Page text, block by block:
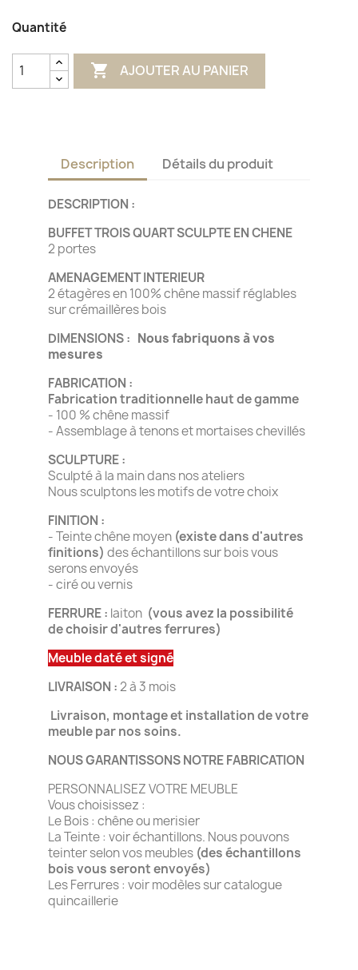
Quantité
 AJOUTER AU PANIER
Description Détails du produit
DESCRIPTION :
BUFFET TROIS QUART SCULPTE EN CHENE
2 portes
AMENAGEMENT INTERIEUR
2 étagères en 100% chêne massif réglables
sur crémaillères bois
DIMENSIONS : Nous fabriquons à vos
mesures
FABRICATION :
Fabrication traditionnelle haut de gamme
- 100 % chêne massif
- Assemblage à tenons et mortaises chevillés
SCULPTURE :
Sculpté à la main dans nos ateliers
Nous sculptons les motifs de votre choix
FINITION :
- Teinte chêne moyen (existe dans d'autres
finitions) des échantillons sur bois vous
serons envoyés
- ciré ou vernis
FERRURE : laiton (vous avez la possibilité
de choisir d'autres ferrures)
Meuble daté et signé
LIVRAISON :2 à 3 mois
Livraison, montage et installation de votre
meuble par nos soins.
NOUS GARANTISSONS NOTRE FABRICATION
PERSONNALISEZ VOTRE MEUBLE
Vous choisissez :
Le Bois : chêne ou merisier
La Teinte : voir échantillons. Nous pouvons
teinter selon vos meubles (des échantillons
bois vous seront envoyés)
Les Ferrures : voir modèles sur catalogue
quincaillerie